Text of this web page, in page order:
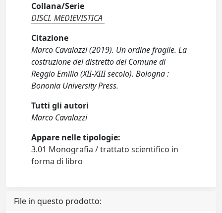
Collana/Serie
DISCI. MEDIEVISTICA
Citazione
Marco Cavalazzi (2019). Un ordine fragile. La
costruzione del distretto del Comune di
Reggio Emilia (XII-XIII secolo). Bologna :
Bononia University Press.
Tutti gli autori
Marco Cavalazzi
Appare nelle tipologie:
3.01 Monografia / trattato scientifico in
forma di libro
File in questo prodotto: